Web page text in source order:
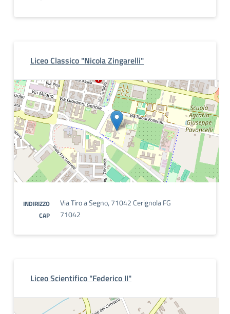
Liceo Classico "Nicola Zingarelli"
INDIRIZZO Via Tiro a Segno, 71042 Cerignola FG
CAP 71042
Liceo Scientifico "Federico II"